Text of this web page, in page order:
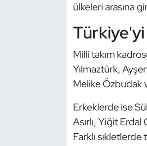
ülkeleri arasına
Milli takım
Yılmaztürk,
Melike Özbudak
Erkeklerde ise
Asırlı, Yiğit
Farklı
Judo ve Kuraş